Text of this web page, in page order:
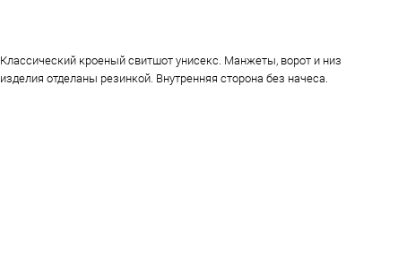
Классический кроеный свитшот унисекс. Манжеты, ворот и низ
изделия отделаны резинкой. Внутренняя сторона без начеса.